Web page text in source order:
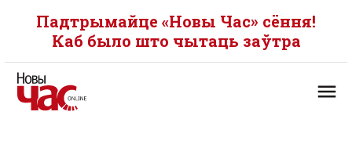
Падтрымайце «Новы Час» сёння!
Каб было што чытаць заўтра